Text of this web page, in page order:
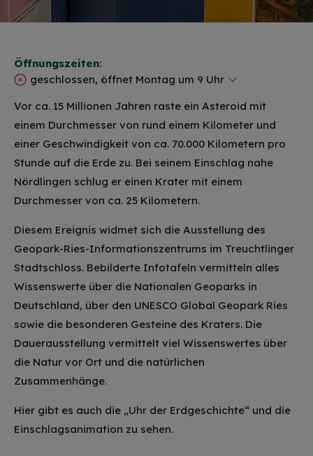
Öffnungszeiten:
geschlossen, öffnet Montag um 9 Uhr
Vor ca. 15 Millionen Jahren raste ein Asteroid mit
einem Durchmesser von rund einem Kilometer und
einer Geschwindigkeit von ca. 70.000 Kilometern pro
Stunde auf die Erde zu. Bei seinem Einschlag nahe
Nördlingen schlug er einen Krater mit einem
Durchmesser von ca. 25 Kilometern.
Diesem Ereignis widmet sich die Ausstellung des
Geopark-Ries-Informationszentrums im Treuchtlinger
Stadtschloss. Bebilderte Infotafeln vermitteln alles
Wissenswerte über die Nationalen Geoparks in
Deutschland, über den UNESCO Global Geopark Ries
sowie die besonderen Gesteine des Kraters. Die
Dauerausstellung vermittelt viel Wissenswertes über
die Natur vor Ort und die natürlichen
Zusammenhänge.
Hier gibt es auch die „Uhr der Erdgeschichte“ und die
Einschlagsanimation zu sehen.